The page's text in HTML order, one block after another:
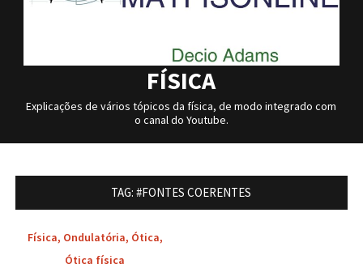
FÍSICA
Explicações de vários tópicos da física, de modo integrado com
o canal do Youtube.
TAG:#FONTES COERENTES
Física, Ondulatória, Ótica,
Ótica física